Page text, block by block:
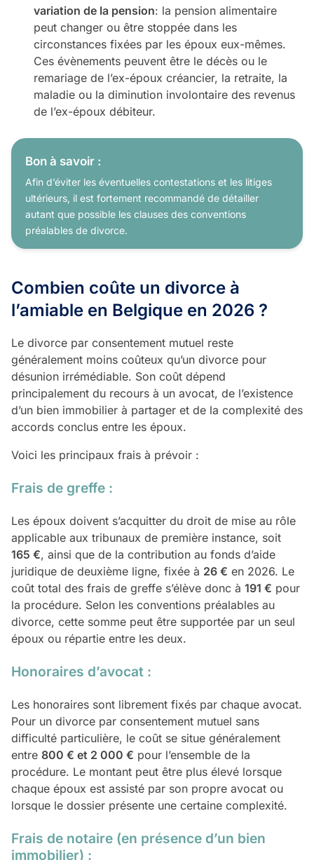
variation de la pension: la pension alimentaire
peut changer ou être stoppée dans les
circonstances fixées par les époux eux-mêmes.
Ces évènements peuvent être le décès ou le
remariage de l’ex-époux créancier, la retraite, la
maladie ou la diminution involontaire des revenus
de l’ex-époux débiteur.
Bon à savoir :
Afin d’éviter les éventuelles contestations et les litiges
ultérieurs, il est fortement recommandé de détailler
autant que possible les clauses des conventions
préalables de divorce.
Combien coûte un divorce à
l’amiable en Belgique en 2026 ?
Le divorce par consentement mutuel reste
généralement moins coûteux qu’un divorce pour
désunion irrémédiable. Son coût dépend
principalement du recours à un avocat, de l’existence
d’un bien immobilier à partager et de la complexité des
accords conclus entre les époux.
Voici les principaux frais à prévoir :
Frais de greffe :
Les époux doivent s’acquitter du droit de mise au rôle
applicable aux tribunaux de première instance, soit
165 €, ainsi que de la contribution au fonds d’aide
juridique de deuxième ligne, fixée à 26 € en 2026. Le
coût total des frais de greffe s’élève donc à 191 € pour
la procédure. Selon les conventions préalables au
divorce, cette somme peut être supportée par un seul
époux ou répartie entre les deux.
Honoraires d’avocat :
Les honoraires sont librement fixés par chaque avocat.
Pour un divorce par consentement mutuel sans
difficulté particulière, le coût se situe généralement
entre 800 € et 2 000 € pour l’ensemble de la
procédure. Le montant peut être plus élevé lorsque
chaque époux est assisté par son propre avocat ou
lorsque le dossier présente une certaine complexité.
Frais de notaire (en présence d’un bien
immobilier) :